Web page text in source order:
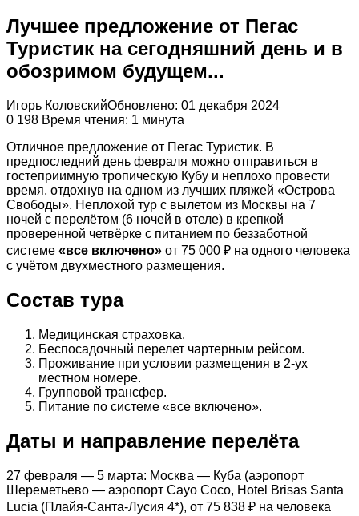
Лучшее предложение от Пегас
Туристик на сегодняшний день и в
обозримом будущем...
Игорь КоловскийОбновлено: 01 декабря 2024
0 198 Время чтения: 1 минута
Отличное предложение от Пегас Туристик. В
предпоследний день февраля можно отправиться в
гостеприимную тропическую Кубу и неплохо провести
время, отдохнув на одном из лучших пляжей «Острова
Свободы». Неплохой тур с вылетом из Москвы на 7
ночей с перелётом (6 ночей в отеле) в крепкой
проверенной четвёрке с питанием по беззаботной
системе «все включено» от 75 000 ₽ на одного человека
с учётом двухместного размещения.
Состав тура
Медицинская страховка.
Беспосадочный перелет чартерным рейсом.
Проживание при условии размещения в 2-ух
местном номере.
Групповой трансфер.
Питание по системе «все включено».
Даты и направление перелёта
27 февраля — 5 марта: Москва — Куба (аэропорт
Шереметьево — аэропорт Cayo Coco, Hotel Brisas Santa
Lucia (Плайя-Санта-Лусия 4*), от 75 838 ₽ на человека